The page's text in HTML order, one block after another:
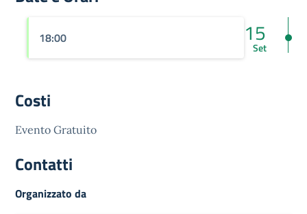
15
Set
18:00
Costi
Evento Gratuito
Contatti
Organizzato da